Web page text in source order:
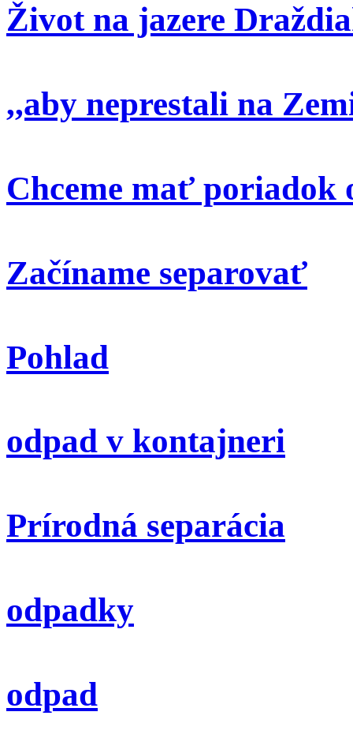
Život na jazere
,,aby neprestali na
Chceme mať poriadok
Začíname separovať
Pohlad
odpad v kontajneri
Prírodná separácia
odpadky
odpad